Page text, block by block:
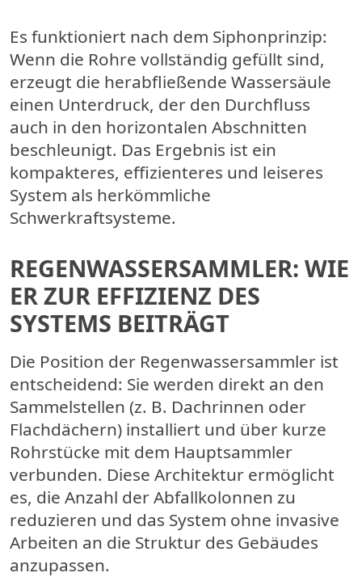
Es funktioniert nach dem Siphonprinzip:
Wenn die Rohre vollständig gefüllt sind,
erzeugt die herabfließende Wassersäule
einen Unterdruck, der den Durchfluss
auch in den horizontalen Abschnitten
beschleunigt. Das Ergebnis ist ein
kompakteres, effizienteres und leiseres
System als herkömmliche
Schwerkraftsysteme.
REGENWASSERSAMMLER: WIE
ER ZUR EFFIZIENZ DES
SYSTEMS BEITRÄGT
Die Position der Regenwassersammler ist
entscheidend: Sie werden direkt an den
Sammelstellen (z. B. Dachrinnen oder
Flachdächern) installiert und über kurze
Rohrstücke mit dem Hauptsammler
verbunden. Diese Architektur ermöglicht
es, die Anzahl der Abfallkolonnen zu
reduzieren und das System ohne invasive
Arbeiten an die Struktur des Gebäudes
anzupassen.